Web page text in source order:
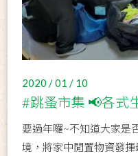
2020 / 01 / 10
#跳蚤市集 📢各式
要過年囉~不知道大家是
境，將家中閒置物資發揮